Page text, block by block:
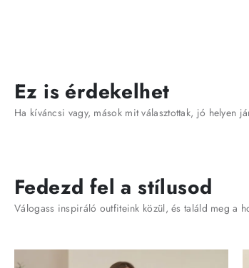
Ez is érdekelhet
Ha kíváncsi vagy, mások mit választottak, jó helyen
Fedezd fel a stílusod
Válogass inspiráló outfiteink közül, és találd meg a